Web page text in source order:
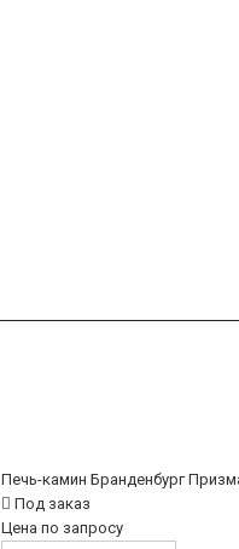
Печь-камин Бранденбург
Под заказ
Цена по запросу